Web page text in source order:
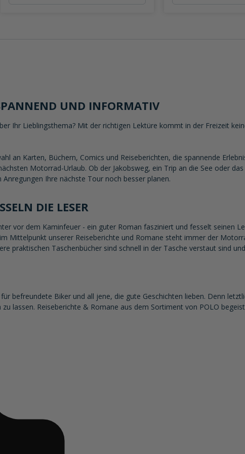
UND INFORMATIV
Ihr Lieblingsthema? Mit der richtigen Lektüre kommt in der Freizeit
an Karten, Büchern, Comics und Reiseberichten, die spannende
Motorrad-Urlaub. Ob der Jakobsweg, ein Trip an die See oder
Ihre nächste Tour noch besser planen.
DIE LESER
vor dem Kaminfeuer - ein guter Roman fasziniert und fesselt seinen
Mittelpunkt unserer Reiseberichte und Romane steht immer der
praktischen Taschenbücher sind schnell in der Tasche verstaut sind
für befreundete Biker und all jene, die gute Geschichten lieben. Denn
lassen. Reiseberichte & Romane aus dem Sortiment von POLO